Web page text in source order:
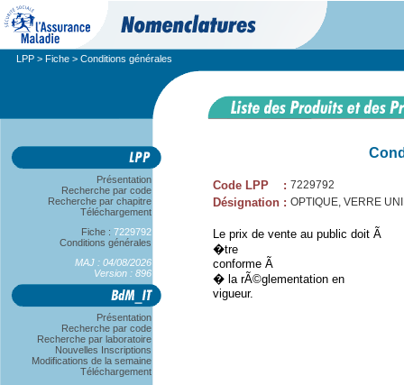
LPP > Fiche > Conditions générales
Présentation
Recherche par code
Recherche par chapitre
Téléchargement
Fiche : 7229792
Conditions générales
MAJ : 04/08/2026
Version : 896
Présentation
Recherche par code
Recherche par laboratoire
Nouvelles Inscriptions
Modifications de la semaine
Téléchargement
Code LPP : 7229792
Désignation : OPTIQUE, VERRE
Le prix de vente au public doit Ã
�tre
conforme Ã
� la rÃ©glementation en
vigueur.